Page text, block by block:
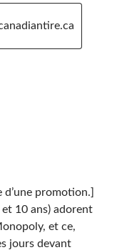
d’une promotion.]
et 10 ans) adorent
et ce,
jours devant